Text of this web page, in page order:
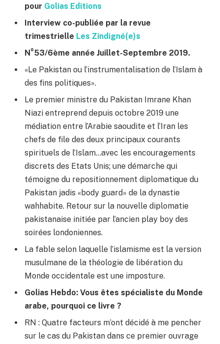
pour Golias Editions
Interview co-publiée par la revue
trimestrielle Les Zindigné(e)s
N°53/6ème année Juillet-Septembre 2019.
«Le Pakistan ou l’instrumentalisation de l’Islam à
des fins politiques».
Le premier ministre du Pakistan Imrane Khan
Niazi entreprend depuis octobre 2019 une
médiation entre l’Arabie saoudite et l’Iran les
chefs de file des deux principaux courants
spirituels de l’Islam…avec les encouragements
discrets des Etats Unis; une démarche qui
témoigne du repositionnement diplomatique du
Pakistan jadis «body guard» de la dynastie
wahhabite. Retour sur la nouvelle diplomatie
pakistanaise initiée par l’ancien play boy des
soirées londoniennes.
La fable selon laquelle l’islamisme est la version
musulmane de la théologie de libération du
Monde occidentale est une imposture.
Golias Hebdo: Vous êtes spécialiste du Monde
arabe, pourquoi ce livre ?
RN : Quatre facteurs m’ont décidé à me pencher
sur le cas du Pakistan dans ce premier ouvrage